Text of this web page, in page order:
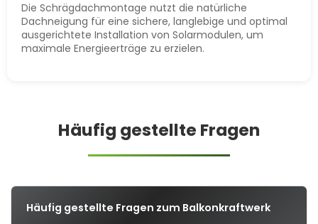
Die Schrägdachmontage nutzt die natürliche
Dachneigung für eine sichere, langlebige und optimal
ausgerichtete Installation von Solarmodulen, um
maximale Energieerträge zu erzielen.
Häufig gestellte Fragen
Häufig gestellte Fragen zum Balkonkraftwerk